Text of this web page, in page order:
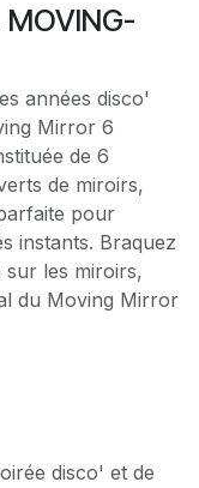
années disco'
Mirror 6
de 6
de miroirs,
pour
instants. Braquez
sur les miroirs,
du Moving Mirror
disco' et de